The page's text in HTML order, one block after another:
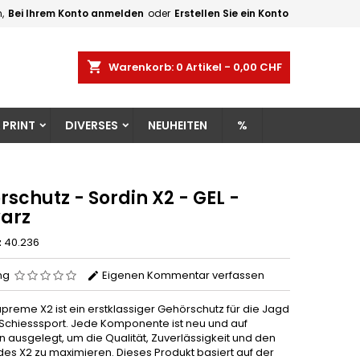
Bei Ihrem Konto anmelden oder Erstellen Sie ein Konto
shopping_cart Warenkorb: 0 Artikel - 0,00 CHF
DIVERSES NEUHEITEN %
- Sordin X2 - GEL -
40.236
Eigenen Kommentar verfassen
X2 ist ein erstklassiger Gehörschutz für die Jagd
Jede Komponente ist neu und auf
ausgelegt, um die Qualität, Zuverlässigkeit und den
X2 zu maximieren. Dieses Produkt basiert auf der